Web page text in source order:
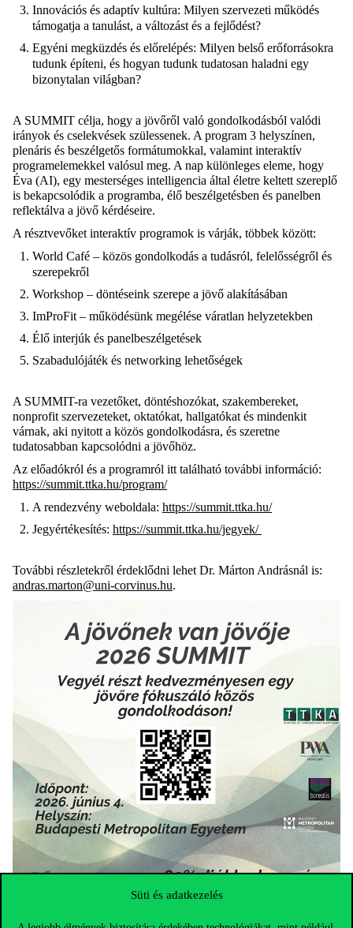
Süti és adatkezelés
Innovációs és adaptív kultúra: Milyen szervezeti működés
támogatja a tanulást, a változást és a fejlődést?
Egyéni megküzdés és előrelépés: Milyen belső erőforrásokra
tudunk építeni, és hogyan tudunk tudatosan haladni egy
bizonytalan világban?
A SUMMIT célja, hogy a jövőről való gondolkodásból valódi
irányok és cselekvések szülessenek. A program 3 helyszínen,
plenáris és beszélgetős formátumokkal, valamint interaktív
programelemekkel valósul meg. A nap különleges eleme, hogy
Éva (AI), egy mesterséges intelligencia által életre keltett szereplő
is bekapcsolódik a programba, élő beszélgetésben és panelben
reflektálva a jövő kérdéseire.
A résztvevőket interaktív programok is várják, többek között:
World Café – közös gondolkodás a tudásról, felelősségről és
szerepekről
Workshop – döntéseink szerepe a jövő alakításában
ImProFit – működésünk megélése váratlan helyzetekben
Élő interjúk és panelbeszélgetések
Szabadulójáték és networking lehetőségek
A SUMMIT-ra vezetőket, döntéshozókat, szakembereket,
nonprofit szervezeteket, oktatókat, hallgatókat és mindenkit
várnak, aki nyitott a közös gondolkodásra, és szeretne
tudatosabban kapcsolódni a jövőhöz.
Az előadókról és a programról itt található további információ:
https://summit.ttka.hu/program/
A rendezvény weboldala: https://summit.ttka.hu/
Jegyértékesítés: https://summit.ttka.hu/jegyek/
További részletekről érdeklődni lehet Dr. Márton Andrásnál is:
andras.marton@uni-corvinus.hu.